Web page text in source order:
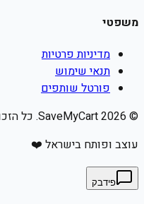
משפטי
מדיניות פרטיות
תנאי שימוש
פורטל שותפים
©
2026
עוצב ופותח בישראל ❤️
פידבק